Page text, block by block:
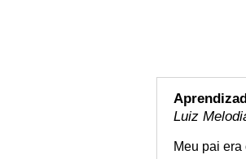
Luiz
Meu pai